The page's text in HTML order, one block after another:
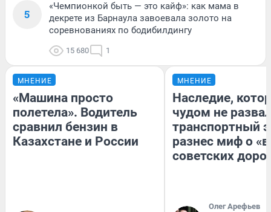
5
«Чемпионкой быть — это кайф»: как мама в
декрете из Барнаула завоевала золото на
соревнованиях по бодибилдингу
15 680 1
МНЕНИЕ
«Машина просто
полетела». Водитель
сравнил бензин в
Казахстане и России
МНЕНИЕ
Наследие,
чудом не
транспортный
разнес миф о
советских
Олег Арефьев